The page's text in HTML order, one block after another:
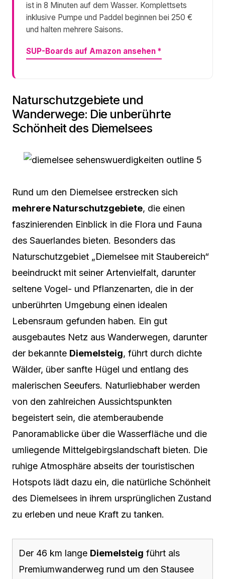
ist in 8 Minuten auf dem Wasser. Komplettsets
inklusive Pumpe und Paddel beginnen bei 250 €
und halten mehrere Saisons.
SUP-Boards auf Amazon ansehen *
Naturschutzgebiete und
Wanderwege: Die unberührte
Schönheit des Diemelsees
Rund um den Diemelsee erstrecken sich
mehrere Naturschutzgebiete, die einen
faszinierenden Einblick in die Flora und Fauna
des Sauerlandes bieten. Besonders das
Naturschutzgebiet „Diemelsee mit Staubereich“
beeindruckt mit seiner Artenvielfalt, darunter
seltene Vogel- und Pflanzenarten, die in der
unberührten Umgebung einen idealen
Lebensraum gefunden haben. Ein gut
ausgebautes Netz aus Wanderwegen, darunter
der bekannte Diemelsteig, führt durch dichte
Wälder, über sanfte Hügel und entlang des
malerischen Seeufers. Naturliebhaber werden
von den zahlreichen Aussichtspunkten
begeistert sein, die atemberaubende
Panoramablicke über die Wasserfläche und die
umliegende Mittelgebirgslandschaft bieten. Die
ruhige Atmosphäre abseits der touristischen
Hotspots lädt dazu ein, die natürliche Schönheit
des Diemelsees in ihrem ursprünglichen Zustand
zu erleben und neue Kraft zu tanken.
Der 46 km lange Diemelsteig führt als
Premiumwanderweg rund um den Stausee